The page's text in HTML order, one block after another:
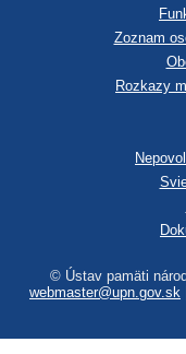
Zoznam
Rozkazy
© Ústav pamäti
webmaster@upn.gov.sk